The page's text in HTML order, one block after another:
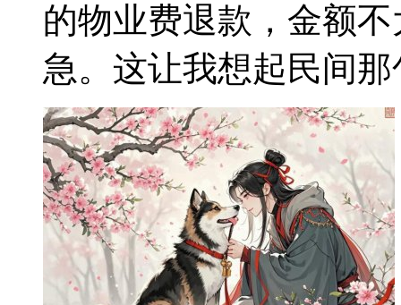
的物业费退款，金额
急。这让我想起民间